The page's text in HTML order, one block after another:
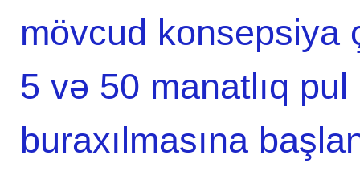
mövcud konsepsiya
5 və 50 manatlıq pul
buraxılmasına